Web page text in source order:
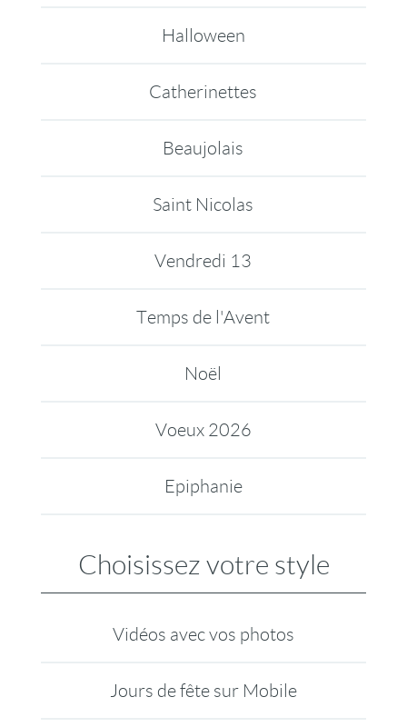
Halloween
Catherinettes
Beaujolais
Saint Nicolas
Vendredi 13
Temps de l'Avent
Noël
Voeux 2026
Epiphanie
Choisissez votre style
Vidéos avec vos photos
Jours de fête sur Mobile